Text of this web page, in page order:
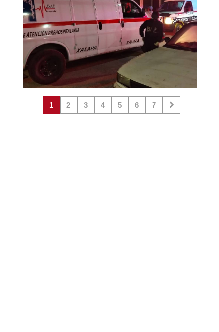
1 2 3 4 5 6 7